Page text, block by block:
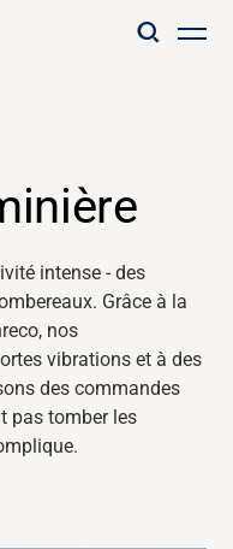
intense - des
Grâce à la
nos
vibrations et à des
des commandes
pas tomber les